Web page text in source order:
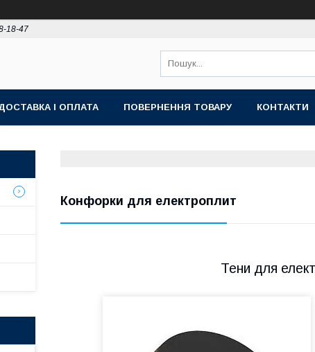
18-47
І ОПЛАТА ПОВЕРНЕННЯ ТОВАРУ КОНТАКТИ
Конфорки для електроплит
Тени для
міцну поверхню, стійку до механічних